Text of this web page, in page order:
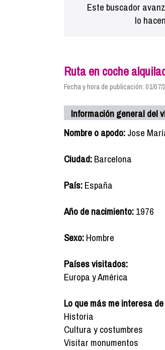
Este buscador
lo
Ruta en coche
Fecha y hora de publicación: 01/07/
Información general del
Nombre o apodo:Jose
Ciudad:Barcelona
País:España
Año de nacimiento:1976
Sexo:Hombre
Países visitados:
Europa y América
Lo que más me interesa
Historia
Cultura y costumbres
Visitar monumentos